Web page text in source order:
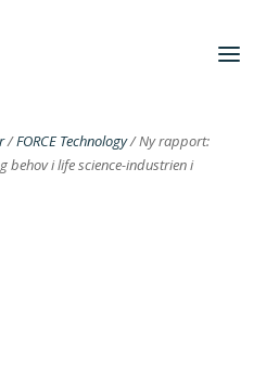
/FORCE Technology/Ny rapport:
behov i life science-industrien i